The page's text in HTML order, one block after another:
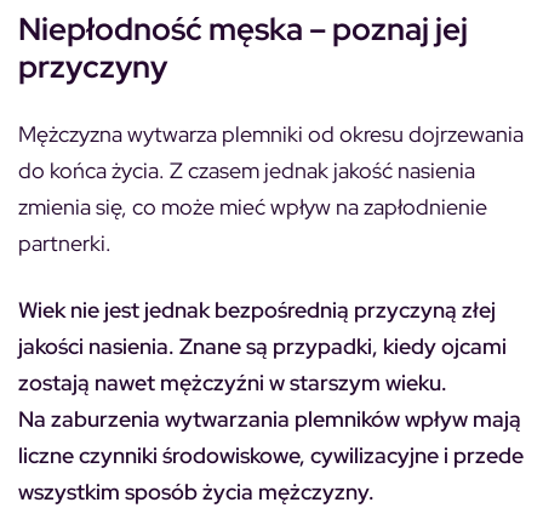
Niepłodność męska – poznaj jej
przyczyny
Mężczyzna wytwarza plemniki od okresu dojrzewania
do końca życia. Z czasem jednak jakość nasienia
zmienia się, co może mieć wpływ na zapłodnienie
partnerki.
Wiek nie jest jednak bezpośrednią przyczyną złej
jakości nasienia. Znane są przypadki, kiedy ojcami
zostają nawet mężczyźni w starszym wieku.
Na zaburzenia wytwarzania plemników wpływ mają
liczne czynniki środowiskowe, cywilizacyjne i przede
wszystkim sposób życia mężczyzny.